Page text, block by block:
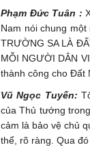
Phạm Đức Tuân :
Nam nói chung một
TRƯỜNG SA LÀ
MỖI NGƯỜI DÂN
thành công cho Đất
Vũ Ngọc Tuyến:
của Thủ tướng
cảm là bảo vệ chủ
thể, rõ ràng. Qua